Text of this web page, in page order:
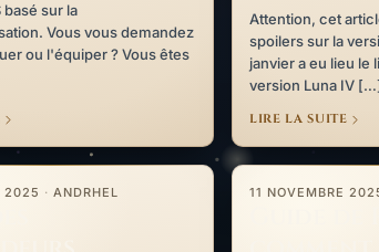
basé sur la
Vous vous demandez
ou l'équiper ? Vous êtes
Attention, cet
spoilers sur la
janvier a eu lieu le
version Luna IV
LIRE LA SUITE
2025 · ANDRHEL
spiralées : validation des étages 5 à 8
11 NOVEMBRE
Guide de Rosalia :